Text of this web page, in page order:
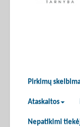
Pirkimų
Ataskaitos
Nepatikimi